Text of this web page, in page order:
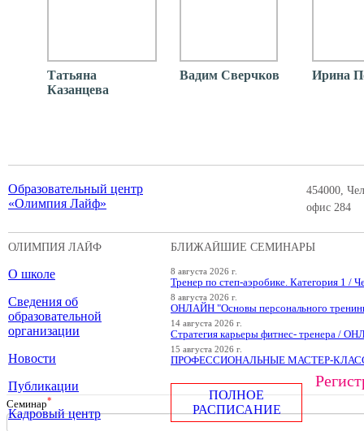
Татьяна
Казанцева
Вадим Сверчков Ирина
Образовательный центр
«Олимпия Лайф»
454000,
офис 284
ОЛИМПИЯ ЛАЙФ
О школе
Сведения об
образовательной
организации
Новости
Публикации
Кадровый центр
БЛИЖАЙШИЕ СЕМИНАРЫ
8 августа 2026 г.
Тренер по степ-аэробике. Категория 1 /
8 августа 2026 г.
ОНЛАЙН "Основы персонального
14 августа 2026 г.
Стратегия карьеры фитнес- тренера /
15 августа 2026 г.
ПРОФЕССИОНАЛЬНЫЕ МАСТЕР-
ПОЛНОЕ
РАСПИСАНИЕ
Cеминар*